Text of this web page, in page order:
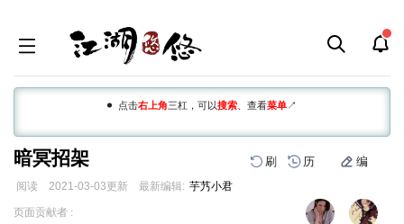
点击右上角三杠，可以搜索 、查看菜单↗
暗冥招架 刷 历 编
阅读 2021-03-03更新 最新编辑: 芋艿小君
跳
跳
页面贡献者 :